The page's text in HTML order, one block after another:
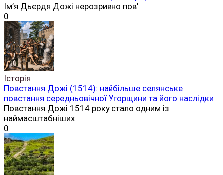
Ім’я Дьєрдя Дожі нерозривно пов’
0
Історія
Повстання Дожі (1514): найбільше селянське
повстання середньовічної Угорщини та його наслідки
Повстання Дожі 1514 року стало одним із
наймасштабніших
0